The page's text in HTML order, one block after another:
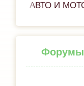
АВТО И
Форумы